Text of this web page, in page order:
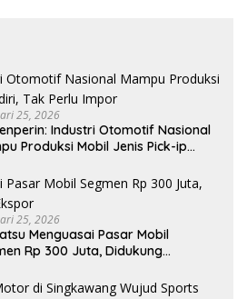
25, 2026
Industri Otomotif Nasional
Produksi Mobil Jenis Pick-ip
25, 2026
Menguasai Pasar Mobil
Rp 300 Juta, Didukung